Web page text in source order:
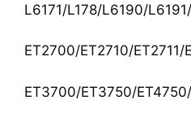
L6171/L178/L6190/
ET2700/ET2710/ET2711/
ET3700/ET3750/